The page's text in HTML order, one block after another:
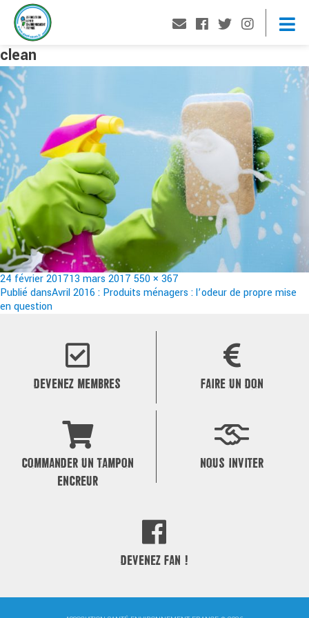
clean
Publié
le
24 février 201713 mars 2017 Taille
réelle
550 × 367
Navigation
de
Publié dansAvril 2016 : Produits ménagers : l’odeur de propre mise
en question
DEVENEZ MEMBRES FAIRE UN DON
COMMANDER UN TAMPON
ENCREUR
NOUS INVITER
DEVENEZ FAN !